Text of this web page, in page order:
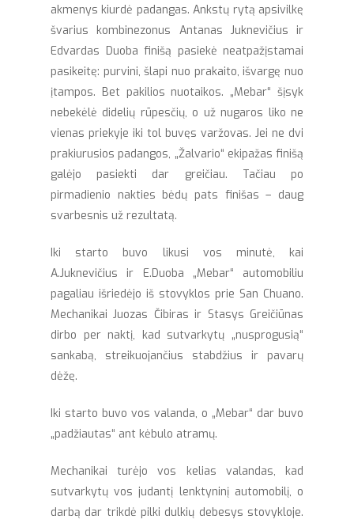
akmenys kiurdė padangas. Ankstų rytą apsivilkę
švarius kombinezonus Antanas Juknevičius ir
Edvardas Duoba finišą pasiekė neatpažįstamai
pasikeitę: purvini, šlapi nuo prakaito, išvargę nuo
įtampos. Bet pakilios nuotaikos. „Mebar“ šįsyk
nebekėlė didelių rūpesčių, o už nugaros liko ne
vienas priekyje iki tol buvęs varžovas. Jei ne dvi
prakiurusios padangos, „Žalvario“ ekipažas finišą
galėjo pasiekti dar greičiau. Tačiau po
pirmadienio nakties bėdų pats finišas – daug
svarbesnis už rezultatą.
Iki starto buvo likusi vos minutė, kai
A.Juknevičius ir E.Duoba „Mebar“ automobiliu
pagaliau išriedėjo iš stovyklos prie San Chuano.
Mechanikai Juozas Čibiras ir Stasys Greičiūnas
dirbo per naktį, kad sutvarkytų „nusprogusią“
sankabą, streikuojančius stabdžius ir pavarų
dėžę.
Iki starto buvo vos valanda, o „Mebar“ dar buvo
„padžiautas“ ant kėbulo atramų.
Mechanikai turėjo vos kelias valandas, kad
sutvarkytų vos judantį lenktyninį automobilį, o
darbą dar trikdė pilki dulkių debesys stovykloje.